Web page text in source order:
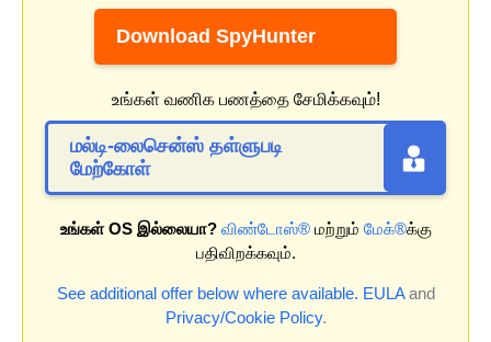
Download SpyHunter
உங்கள் வணிக பணத்தை சேமிக்கவும்!
மல்டி-லைசென்ஸ் தள்ளுபடி
மேற்கோள்
உங்கள் OS இல்லையா? விண்டோஸ்®மற்றும் மேக்®க்கு
பதிவிறக்கவும்.
See additional offer below where available. EULAand
Privacy/Cookie Policy.